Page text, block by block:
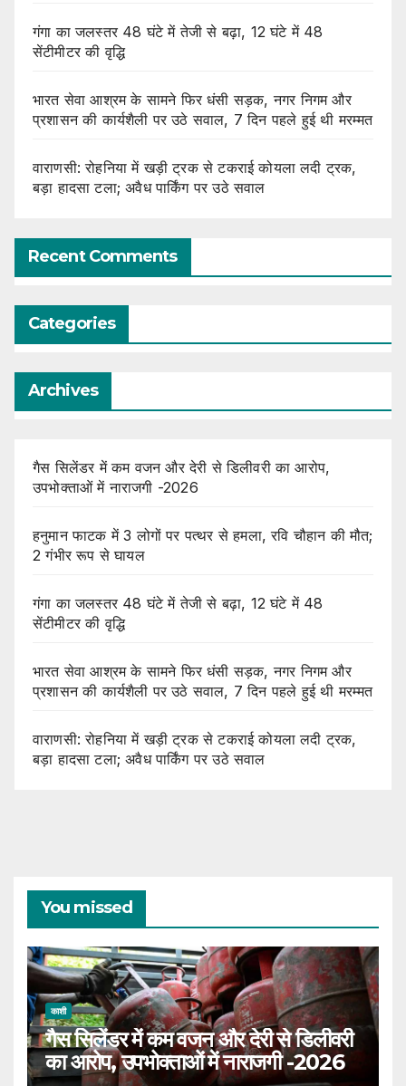
गंगा का जलस्तर 48 घंटे में तेजी से बढ़ा, 12 घंटे में 48
सेंटीमीटर की वृद्धि
भारत सेवा आश्रम के सामने फिर धंसी सड़क, नगर निगम और
प्रशासन की कार्यशैली पर उठे सवाल, 7 दिन पहले हुई थी मरम्मत
वाराणसी: रोहनिया में खड़ी ट्रक से टकराई कोयला लदी ट्रक,
बड़ा हादसा टला; अवैध पार्किंग पर उठे सवाल
Recent Comments
Categories
Archives
गैस सिलेंडर में कम वजन और देरी से डिलीवरी का आरोप,
उपभोक्ताओं में नाराजगी -2026
हनुमान फाटक में 3 लोगों पर पत्थर से हमला, रवि चौहान की मौत;
2 गंभीर रूप से घायल
गंगा का जलस्तर 48 घंटे में तेजी से बढ़ा, 12 घंटे में 48
सेंटीमीटर की वृद्धि
भारत सेवा आश्रम के सामने फिर धंसी सड़क, नगर निगम और
प्रशासन की कार्यशैली पर उठे सवाल, 7 दिन पहले हुई थी मरम्मत
वाराणसी: रोहनिया में खड़ी ट्रक से टकराई कोयला लदी ट्रक,
बड़ा हादसा टला; अवैध पार्किंग पर उठे सवाल
You missed
काशी
गैस सिलेंडर में कम वजन और देरी से डिलीवरी
का आरोप, उपभोक्ताओं में नाराजगी -2026